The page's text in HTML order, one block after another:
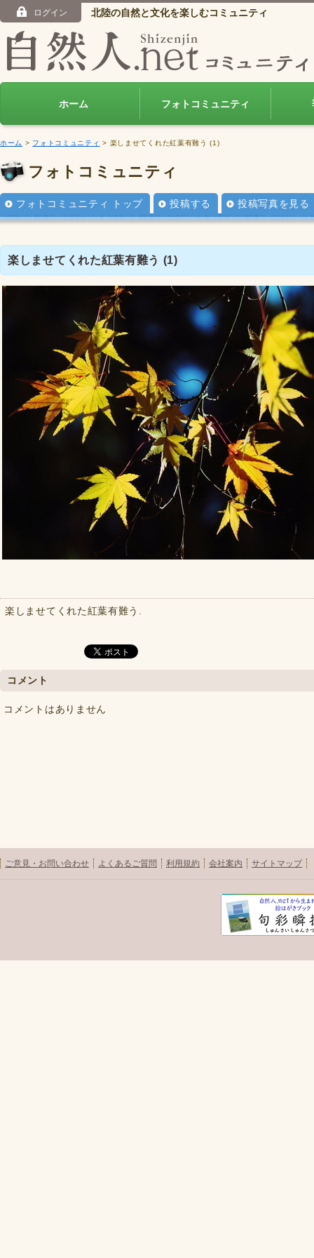
ログイン 北陸の自然と文化を楽しむコミュニティ
ホーム フォトコミュニティ
ホーム > フォトコミュニティ > 楽しませてくれた紅葉有難う (1)
フォトコミュニティ
フォトコミュニティ トップ 投稿する 投稿写真を見る
楽しませてくれた紅葉有難う (1)
楽しませてくれた紅葉有難う.
コメント
コメントはありません
ご意見・お問い合わせ よくあるご質問 利用規約 会社案内 サイトマップ